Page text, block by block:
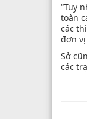
“Tuy
toàn
các
đơn
Sở
các